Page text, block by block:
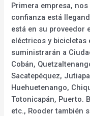
Primera empresa,
confianza está
está en su proveedor
eléctricos y bicicletas
suministrarán a
Cobán,
Sacatepéquez,
Huehuetenango,
Totonicapán, Puerto.
etc., Rooder también